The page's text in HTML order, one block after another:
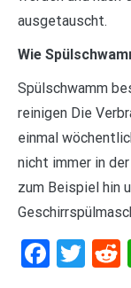
ausgetauscht.
Wie
Spülschwamm
reinigen Die
einmal
nicht immer in
zum Beispiel hin